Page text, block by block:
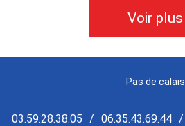
Voir plus
Pas de calais
03.59.28.38.05 / 06.35.43.69.44 /